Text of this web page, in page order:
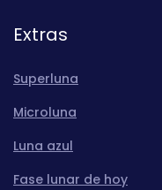
Extras
Superluna
Microluna
Luna azul
Fase lunar de hoy